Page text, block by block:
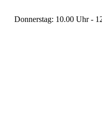
Donnerstag: 10.00 Uhr -